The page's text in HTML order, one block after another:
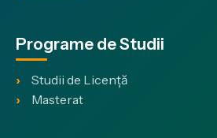
Programe de Studii
Studii de Licență
Masterat